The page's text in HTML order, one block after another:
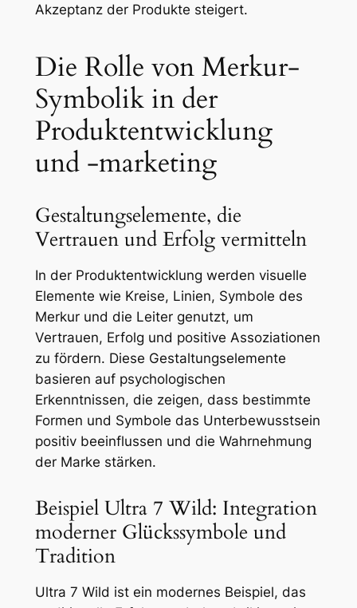
Akzeptanz der Produkte steigert.
Die Rolle von Merkur-
Symbolik in der
Produktentwicklung
und -marketing
Gestaltungselemente, die
Vertrauen und Erfolg vermitteln
In der Produktentwicklung werden visuelle
Elemente wie Kreise, Linien, Symbole des
Merkur und die Leiter genutzt, um
Vertrauen, Erfolg und positive Assoziationen
zu fördern. Diese Gestaltungselemente
basieren auf psychologischen
Erkenntnissen, die zeigen, dass bestimmte
Formen und Symbole das Unterbewusstsein
positiv beeinflussen und die Wahrnehmung
der Marke stärken.
Beispiel Ultra 7 Wild: Integration
moderner Glückssymbole und
Tradition
Ultra 7 Wild ist ein modernes Beispiel, das